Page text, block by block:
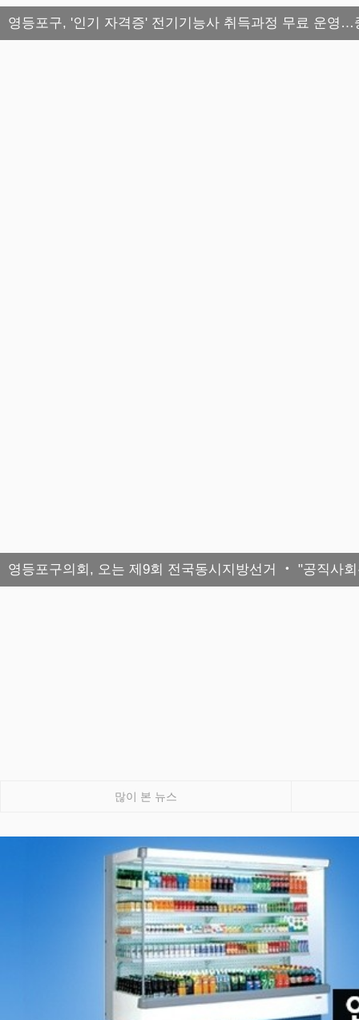
영등포구, '인기 자격증' 전기기능사 취득과정 무료 운영…
영등포구의회, 오는 제9회 전국동시지방선거 ‧ "공직사
많이 본 뉴스